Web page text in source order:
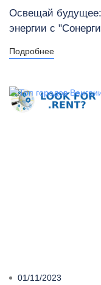
Освещай будущее:
энергии с
Подробнее
01/11/2023